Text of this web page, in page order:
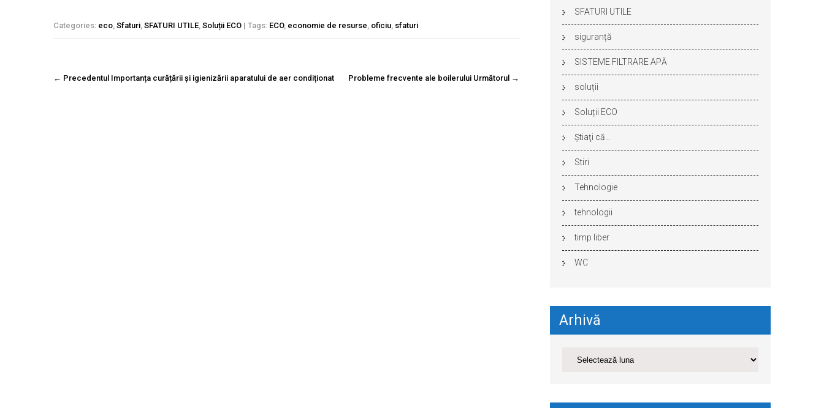
Categories: eco Sfaturi SFATURI UTILE Soluții ECO | Tags: ECO, economie de resurse oficiu sfaturi
Navigare
← Precedentul Importanța curățării și igienizării aparatului de aer condiționat Probleme frecvente ale boilerului Următorul →
SFATURI UTILE
siguranță
SISTEME FILTRARE APĂ
soluții
Soluții ECO
Ştiaţi că…
Stiri
Tehnologie
tehnologii
timp liber
WC
Arhivă